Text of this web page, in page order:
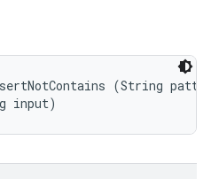
(String
input)